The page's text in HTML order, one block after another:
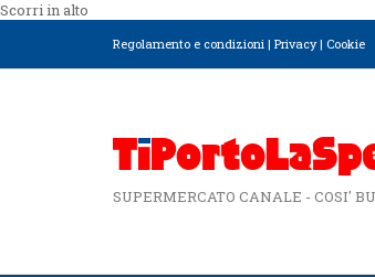
Scorri in alto
Regolamento e condizioni | Privacy| Cookie
SUPERMERCATO CANALE - COSI'